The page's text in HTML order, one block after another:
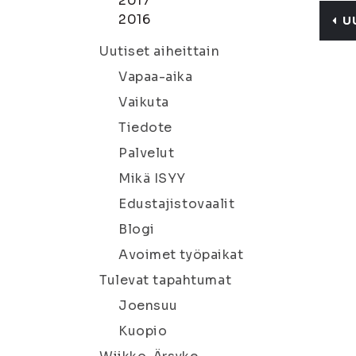
2016
Uutiset aiheittain
Vapaa-aika
Vaikuta
Tiedote
Palvelut
Mikä ISYY
Edustajistovaalit
Blogi
Avoimet työpaikat
Tulevat tapahtumat
Joensuu
Kuopio